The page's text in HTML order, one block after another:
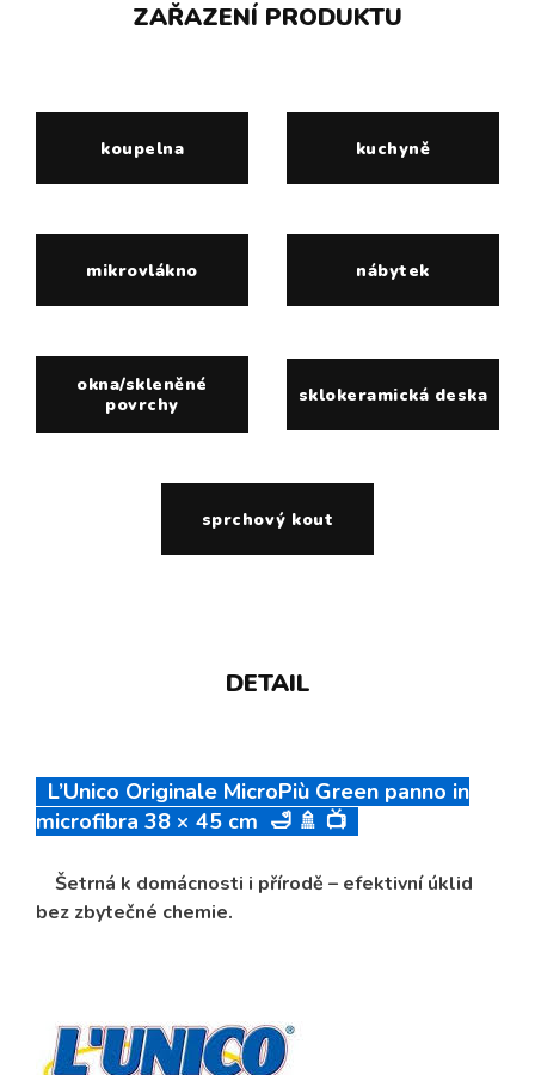
ZAŘAZENÍ PRODUKTU
koupelna kuchyně
mikrovlákno nábytek
okna/skleněné
povrchy
sklokeramická deska
sprchový kout
DETAIL
L’Unico Originale MicroPiù Green panno in
microfibra 38 × 45 cm 🛁 🚿 📺
Šetrná k domácnosti i přírodě – efektivní úklid
bez zbytečné chemie.